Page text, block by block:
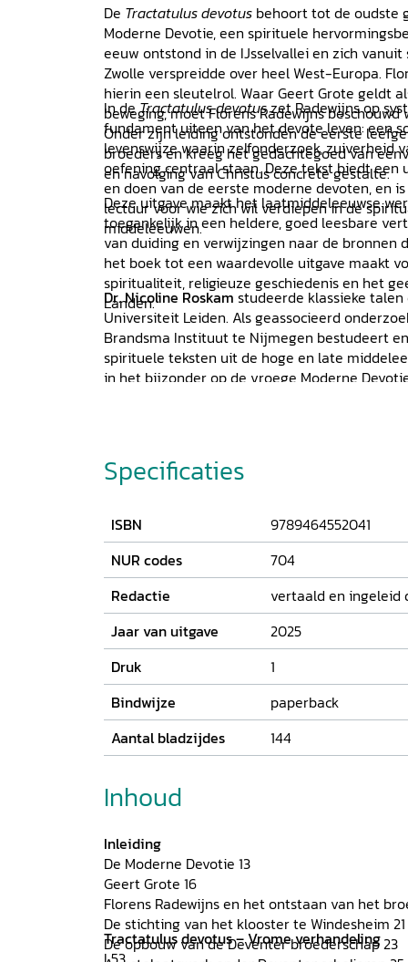
De Tractatulus devotus behoort tot de oudste
Moderne Devotie, een spirituele
eeuw ontstond in de IJsselvallei en zich
Zwolle verspreidde over heel West-Europa.
hierin een sleutelrol. Waar Geert Grote geldt
beweging, moet Florens Radewijns
Onder zijn leiding ontstonden de eerste
broeders en kreeg het gedachtegoed van
en navolging van Christus concrete gestalte.
In deTractatulus devotuszet Radewijns op
fundament uiteen van het devote leven: een
levenswijze waarin zelfonderzoek, zuiverheid
oefening centraal staan. Deze tekst biedt een
en doen van de eerste moderne devoten, en
lectuur voor wie zich wil verdiepen in de
middeleeuwen.
Deze uitgave maakt het laatmiddeleeuwse
toegankelijk in een heldere, goed leesbare
van duiding en verwijzingen naar de bronnen
het boek tot een waardevolle uitgave maakt
spiritualiteit, religieuze geschiedenis en het
Landen.
Dr. Nicoline Roskam studeerde klassieke
Universiteit Leiden. Als geassocieerd
Brandsma Instituut te Nijmegen bestudeert
spirituele teksten uit de hoge en late
in het bijzonder op de vroege Moderne
Specificaties
ISBN
9789464552041
NUR codes
704
Redactie
vertaald en ingeleid
Jaar van uitgave
2025
Druk
1
Bindwijze
paperback
Aantal bladzijdes
144
Inhoud
Inleiding
De Moderne Devotie 13
Geert Grote 16
Florens Radewijns en het ontstaan van het
De stichting van het klooster te Windesheim 21
De opbouw van de Deventer broederschap 23
Tractatulus devotus – Vrome verhandeling